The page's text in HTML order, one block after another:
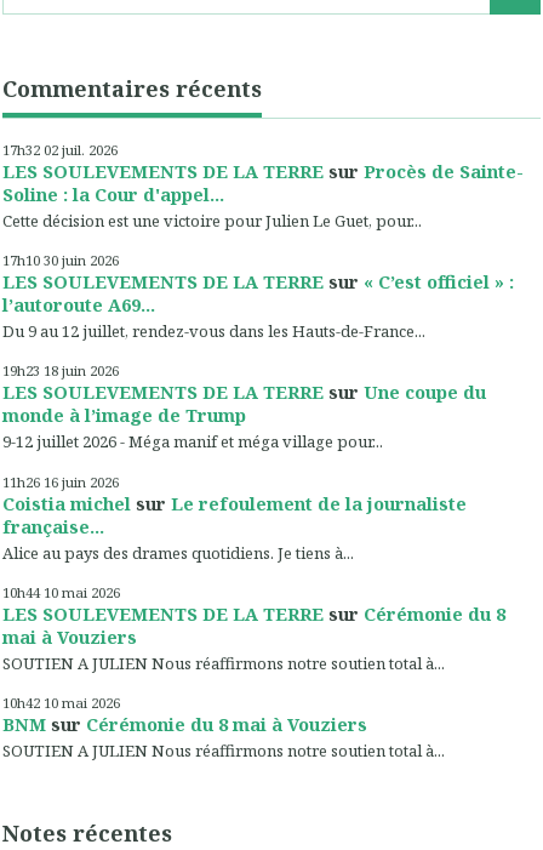
Commentaires récents
17h32 02 juil. 2026
LES SOULEVEMENTS DE LA TERRE sur Procès de Sainte-
Soline : la Cour d'appel...
Cette décision est une victoire pour Julien Le Guet, pour...
17h10 30 juin 2026
LES SOULEVEMENTS DE LA TERRE sur « C’est officiel » :
l’autoroute A69...
Du 9 au 12 juillet, rendez-vous dans les Hauts-de-France...
19h23 18 juin 2026
LES SOULEVEMENTS DE LA TERRE sur Une coupe du
monde à l’image de Trump
9-12 juillet 2026 - Méga manif et méga village pour...
11h26 16 juin 2026
Coistia michel sur Le refoulement de la journaliste
française...
Alice au pays des drames quotidiens. Je tiens à...
10h44 10 mai 2026
LES SOULEVEMENTS DE LA TERRE sur Cérémonie du 8
mai à Vouziers
SOUTIEN A JULIEN Nous réaffirmons notre soutien total à...
10h42 10 mai 2026
BNM sur Cérémonie du 8 mai à Vouziers
SOUTIEN A JULIEN Nous réaffirmons notre soutien total à...
Notes récentes